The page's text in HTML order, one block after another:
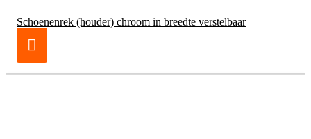
Schoenenrek (houder) chroom in breedte verstelbaar